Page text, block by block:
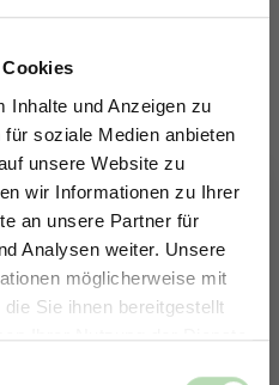
Inhalte und Anzeigen zu
soziale Medien anbieten
unsere Website zu
wir Informationen zu Ihrer
an unsere Partner für
Analysen weiter. Unsere
möglicherweise mit
Sie ihnen bereitgestellt
Ihrer Nutzung der Dienste
RABATT AUF